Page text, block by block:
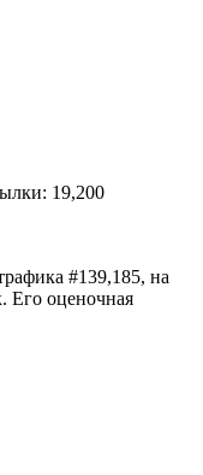
19,200
#139,185, на
Его оценочная